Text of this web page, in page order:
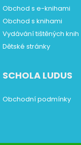
Obchod s e-knihami
Obchod s knihami
Vydávání tištěných knih
Dětské stránky
SCHOLA LUDUS
Obchodní podmínky